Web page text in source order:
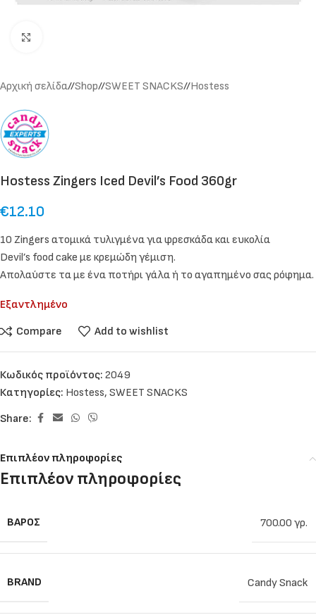
Αρχική σελίδα/ Shop/ SWEET SNACKS/ Hostess
Hostess Zingers Iced Devil’s Food 360gr
€12.10
10 Zingers ατομικά τυλιγμένα για φρεσκάδα και ευκολία
Devil’s food cake με κρεμώδη γέμιση.
Απολαύστε τα με ένα ποτήρι γάλα ή το αγαπημένο σας ρόφημα.
Εξαντλημένο
Compare
Add to wishlist
Κωδικός προϊόντος: 2049
Κατηγορίες: Hostess, SWEET SNACKS
Share:
Επιπλέον πληροφορίες
Επιπλέον πληροφορίες
ΒΆΡΟΣ 700.00 γρ.
BRAND Candy Snack